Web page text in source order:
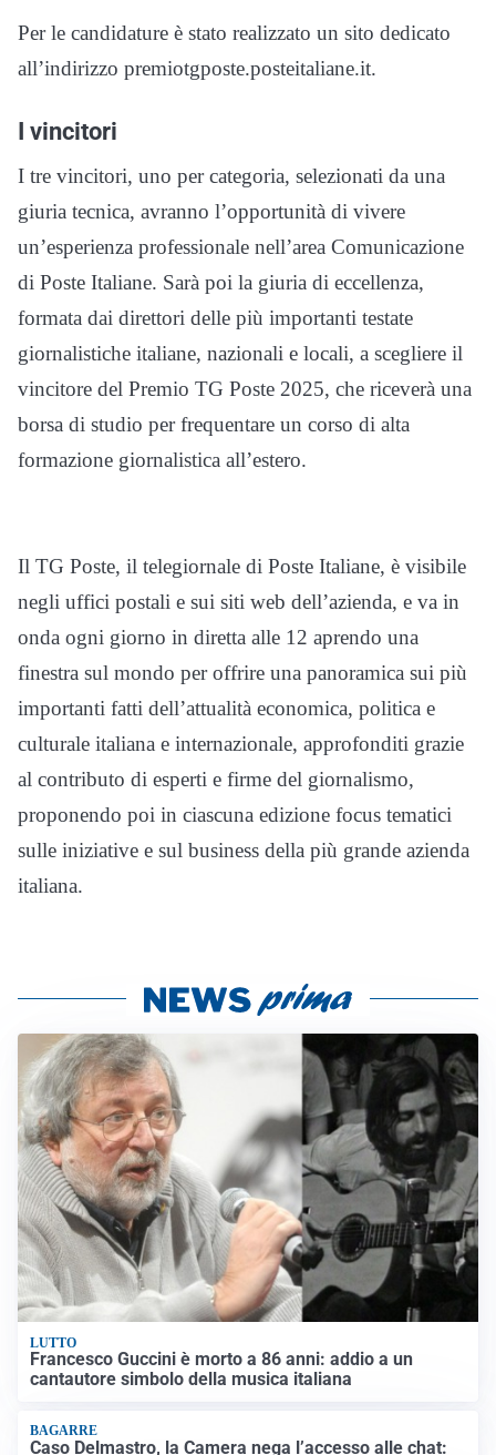
Per le candidature è stato realizzato un sito dedicato
all’indirizzo premiotgposte.posteitaliane.it.
I vincitori
I tre vincitori, uno per categoria, selezionati da una
giuria tecnica, avranno l’opportunità di vivere
un’esperienza professionale nell’area Comunicazione
di Poste Italiane. Sarà poi la giuria di eccellenza,
formata dai direttori delle più importanti testate
giornalistiche italiane, nazionali e locali, a scegliere il
vincitore del Premio TG Poste 2025, che riceverà una
borsa di studio per frequentare un corso di alta
formazione giornalistica all’estero.
Il TG Poste, il telegiornale di Poste Italiane, è visibile
negli uffici postali e sui siti web dell’azienda, e va in
onda ogni giorno in diretta alle 12 aprendo una
finestra sul mondo per offrire una panoramica sui più
importanti fatti dell’attualità economica, politica e
culturale italiana e internazionale, approfonditi grazie
al contributo di esperti e firme del giornalismo,
proponendo poi in ciascuna edizione focus tematici
sulle iniziative e sul business della più grande azienda
italiana.
LUTTO
Francesco Guccini è morto a 86 anni: addio a un
cantautore simbolo della musica italiana
BAGARRE
Caso Delmastro, la Camera nega l’accesso alle chat: